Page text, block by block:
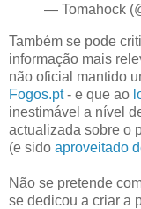
— Tomahock
Também se pode
informação mais
não oficial mantido
Fogos.pt- e que ao
inestimável a nível
actualizada sobre o
(e sido aproveitado
Não se pretende
se dedicou a criar a